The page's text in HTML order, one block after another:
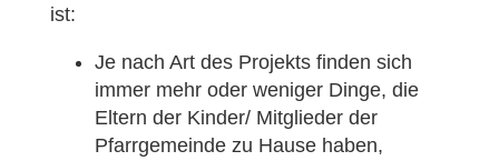
ist:
Je nach Art des Projekts finden sich
immer mehr oder weniger Dinge, die
Eltern der Kinder/ Mitglieder der
Pfarrgemeinde zu Hause haben,